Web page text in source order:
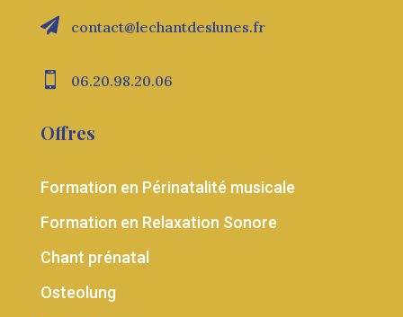
 contact@lechantdeslunes.fr
 06.20.98.20.06
Offres
Formation en Périnatalité musicale
Formation en Relaxation Sonore
Chant prénatal
Osteolung